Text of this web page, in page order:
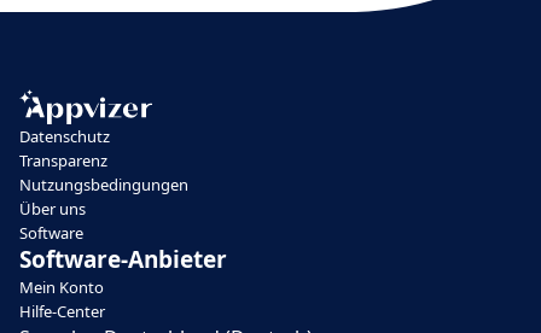
Datenschutz
Transparenz
Nutzungsbedingungen
Über uns
Software
Software-Anbieter
Mein Konto
Hilfe-Center